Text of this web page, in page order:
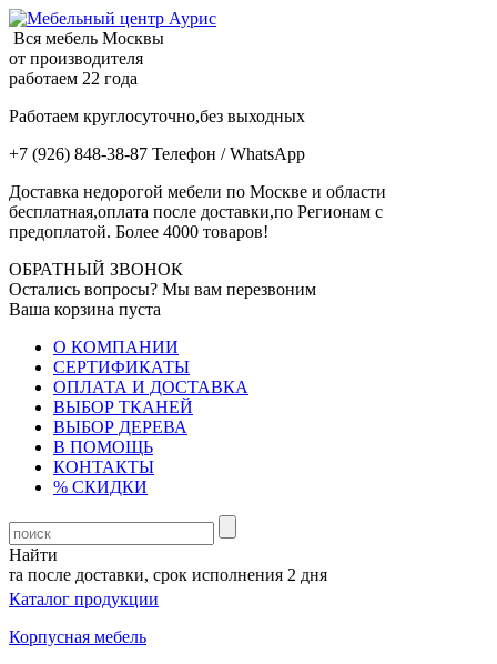
Вся мебель Москвы
от производителя
работаем 22 года
Работаем круглосуточно,без выходных
+7 (926) 848-38-87 Телефон / WhatsApp
Доставка недорогой мебели по Москве и области
бесплатная,оплата после доставки,по Регионам с
предоплатой. Более 4000 товаров!
ОБРАТНЫЙ ЗВОНОК
Остались вопросы? Мы вам перезвоним
Ваша корзина пуста
О КОМПАНИИ
СЕРТИФИКАТЫ
ОПЛАТА И ДОСТАВКА
ВЫБОР ТКАНЕЙ
ВЫБОР ДЕРЕВА
В ПОМОЩЬ
КОНТАКТЫ
% СКИДКИ
Найти
после доставки, срок исполнения 2 дня
Каталог продукции
Корпусная мебель